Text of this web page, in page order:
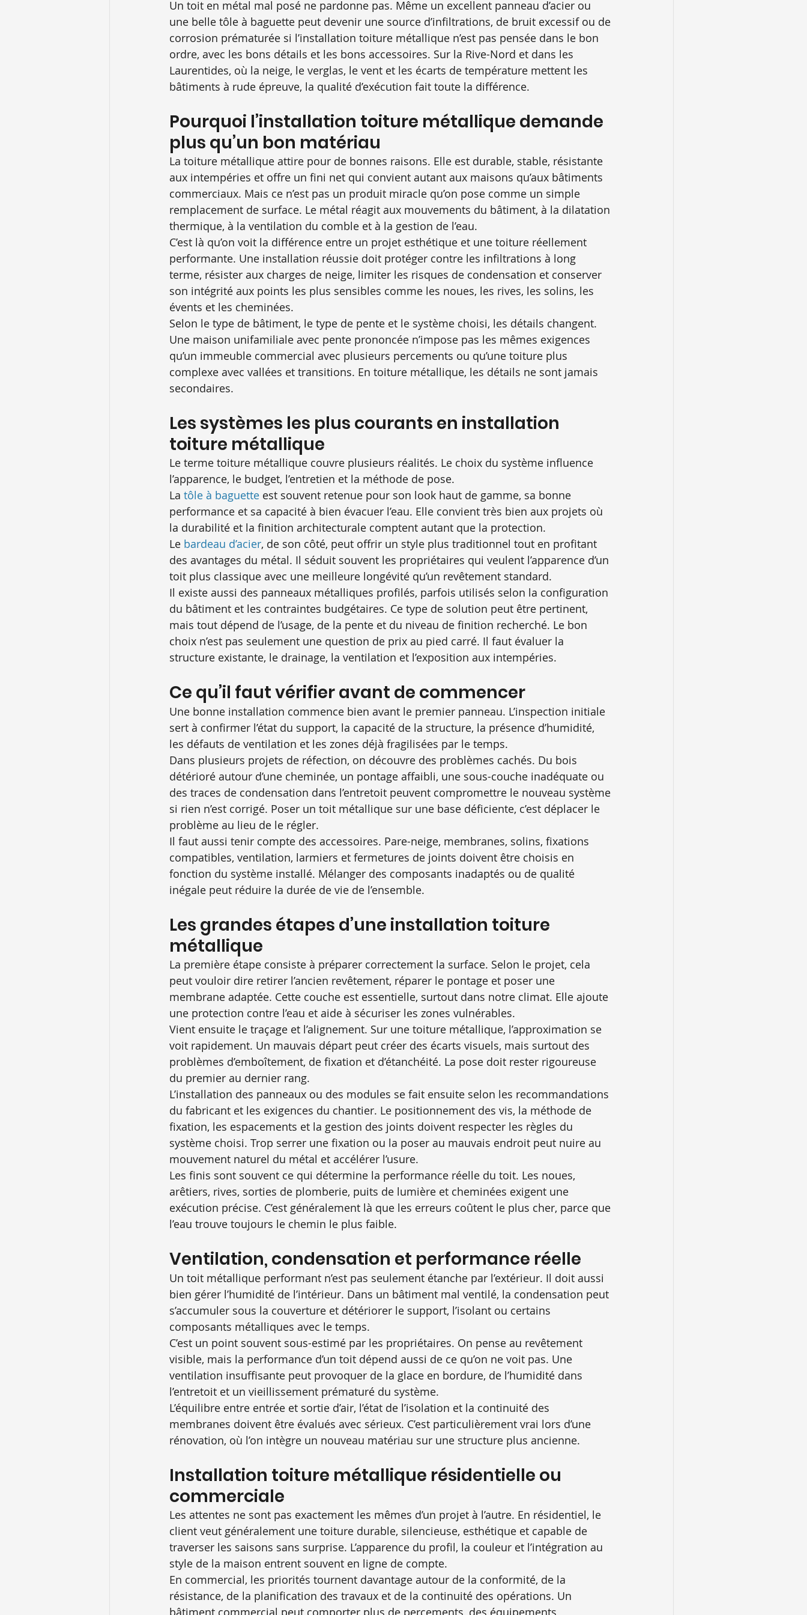
Un toit en métal mal posé ne pardonne pas. Même un excellent panneau d’acier ou
une belle tôle à baguette peut devenir une source d’infiltrations, de bruit excessif ou de
corrosion prématurée si l’installation toiture métallique n’est pas pensée dans le bon
ordre, avec les bons détails et les bons accessoires. Sur la Rive-Nord et dans les
Laurentides, où la neige, le verglas, le vent et les écarts de température mettent les
bâtiments à rude épreuve, la qualité d’exécution fait toute la différence.
Pourquoi l’installation toiture métallique demande
plus qu’un bon matériau
La toiture métallique attire pour de bonnes raisons. Elle est durable, stable, résistante
aux intempéries et offre un fini net qui convient autant aux maisons qu’aux bâtiments
commerciaux. Mais ce n’est pas un produit miracle qu’on pose comme un simple
remplacement de surface. Le métal réagit aux mouvements du bâtiment, à la dilatation
thermique, à la ventilation du comble et à la gestion de l’eau.
C’est là qu’on voit la différence entre un projet esthétique et une toiture réellement
performante. Une installation réussie doit protéger contre les infiltrations à long
terme, résister aux charges de neige, limiter les risques de condensation et conserver
son intégrité aux points les plus sensibles comme les noues, les rives, les solins, les
évents et les cheminées.
Selon le type de bâtiment, le type de pente et le système choisi, les détails changent.
Une maison unifamiliale avec pente prononcée n’impose pas les mêmes exigences
qu’un immeuble commercial avec plusieurs percements ou qu’une toiture plus
complexe avec vallées et transitions. En toiture métallique, les détails ne sont jamais
secondaires.
Les systèmes les plus courants en installation
toiture métallique
Le terme toiture métallique couvre plusieurs réalités. Le choix du système influence
l’apparence, le budget, l’entretien et la méthode de pose.
La tôle à baguette est souvent retenue pour son look haut de gamme, sa bonne
performance et sa capacité à bien évacuer l’eau. Elle convient très bien aux projets où
la durabilité et la finition architecturale comptent autant que la protection.
Le bardeau d’acier, de son côté, peut offrir un style plus traditionnel tout en profitant
des avantages du métal. Il séduit souvent les propriétaires qui veulent l’apparence d’un
toit plus classique avec une meilleure longévité qu’un revêtement standard.
Il existe aussi des panneaux métalliques profilés, parfois utilisés selon la configuration
du bâtiment et les contraintes budgétaires. Ce type de solution peut être pertinent,
mais tout dépend de l’usage, de la pente et du niveau de finition recherché. Le bon
choix n’est pas seulement une question de prix au pied carré. Il faut évaluer la
structure existante, le drainage, la ventilation et l’exposition aux intempéries.
Ce qu’il faut vérifier avant de commencer
Une bonne installation commence bien avant le premier panneau. L’inspection initiale
sert à confirmer l’état du support, la capacité de la structure, la présence d’humidité,
les défauts de ventilation et les zones déjà fragilisées par le temps.
Dans plusieurs projets de réfection, on découvre des problèmes cachés. Du bois
détérioré autour d’une cheminée, un pontage affaibli, une sous-couche inadéquate ou
des traces de condensation dans l’entretoit peuvent compromettre le nouveau système
si rien n’est corrigé. Poser un toit métallique sur une base déficiente, c’est déplacer le
problème au lieu de le régler.
Il faut aussi tenir compte des accessoires. Pare-neige, membranes, solins, fixations
compatibles, ventilation, larmiers et fermetures de joints doivent être choisis en
fonction du système installé. Mélanger des composants inadaptés ou de qualité
inégale peut réduire la durée de vie de l’ensemble.
Les grandes étapes d’une installation toiture
métallique
La première étape consiste à préparer correctement la surface. Selon le projet, cela
peut vouloir dire retirer l’ancien revêtement, réparer le pontage et poser une
membrane adaptée. Cette couche est essentielle, surtout dans notre climat. Elle ajoute
une protection contre l’eau et aide à sécuriser les zones vulnérables.
Vient ensuite le traçage et l’alignement. Sur une toiture métallique, l’approximation se
voit rapidement. Un mauvais départ peut créer des écarts visuels, mais surtout des
problèmes d’emboîtement, de fixation et d’étanchéité. La pose doit rester rigoureuse
du premier au dernier rang.
L’installation des panneaux ou des modules se fait ensuite selon les recommandations
du fabricant et les exigences du chantier. Le positionnement des vis, la méthode de
fixation, les espacements et la gestion des joints doivent respecter les règles du
système choisi. Trop serrer une fixation ou la poser au mauvais endroit peut nuire au
mouvement naturel du métal et accélérer l’usure.
Les finis sont souvent ce qui détermine la performance réelle du toit. Les noues,
arêtiers, rives, sorties de plomberie, puits de lumière et cheminées exigent une
exécution précise. C’est généralement là que les erreurs coûtent le plus cher, parce que
l’eau trouve toujours le chemin le plus faible.
Ventilation, condensation et performance réelle
Un toit métallique performant n’est pas seulement étanche par l’extérieur. Il doit aussi
bien gérer l’humidité de l’intérieur. Dans un bâtiment mal ventilé, la condensation peut
s’accumuler sous la couverture et détériorer le support, l’isolant ou certains
composants métalliques avec le temps.
C’est un point souvent sous-estimé par les propriétaires. On pense au revêtement
visible, mais la performance d’un toit dépend aussi de ce qu’on ne voit pas. Une
ventilation insuffisante peut provoquer de la glace en bordure, de l’humidité dans
l’entretoit et un vieillissement prématuré du système.
L’équilibre entre entrée et sortie d’air, l’état de l’isolation et la continuité des
membranes doivent être évalués avec sérieux. C’est particulièrement vrai lors d’une
rénovation, où l’on intègre un nouveau matériau sur une structure plus ancienne.
Installation toiture métallique résidentielle ou
commerciale
Les attentes ne sont pas exactement les mêmes d’un projet à l’autre. En résidentiel, le
client veut généralement une toiture durable, silencieuse, esthétique et capable de
traverser les saisons sans surprise. L’apparence du profil, la couleur et l’intégration au
style de la maison entrent souvent en ligne de compte.
En commercial, les priorités tournent davantage autour de la conformité, de la
résistance, de la planification des travaux et de la continuité des opérations. Un
bâtiment commercial peut comporter plus de percements, des équipements